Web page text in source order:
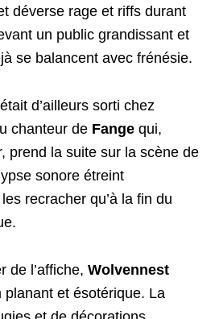
déverse rage et riffs durant
un public grandissant et
se balancent avec frénésie.
d’ailleurs sorti chez
chanteur de Fange qui,
prend la suite sur la scène de
sonore étreint
recracher qu’à la fin du
de l’affiche, Wolvennest
et ésotérique. La